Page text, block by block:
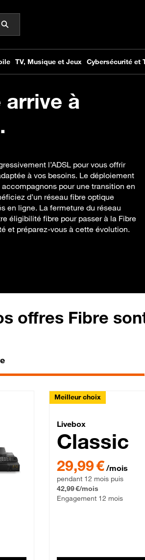
arrive à
l’ADSL pour vous offrir
à vos besoins. Le déploiement
pour une transition en
d’un réseau fibre optique
en ligne. La fermeture du réseau
éligibilité fibre pour passer à la Fibre
et préparez-vous à cette évolution.
offres Fibre
Lite Fibre
Meilleur choix
Livebox
Livebox
Classic
29,99 € par mois pendant
29,99 € /mois
pendant 12 mois puis
42,99 €/mois
Engagement 12 mois